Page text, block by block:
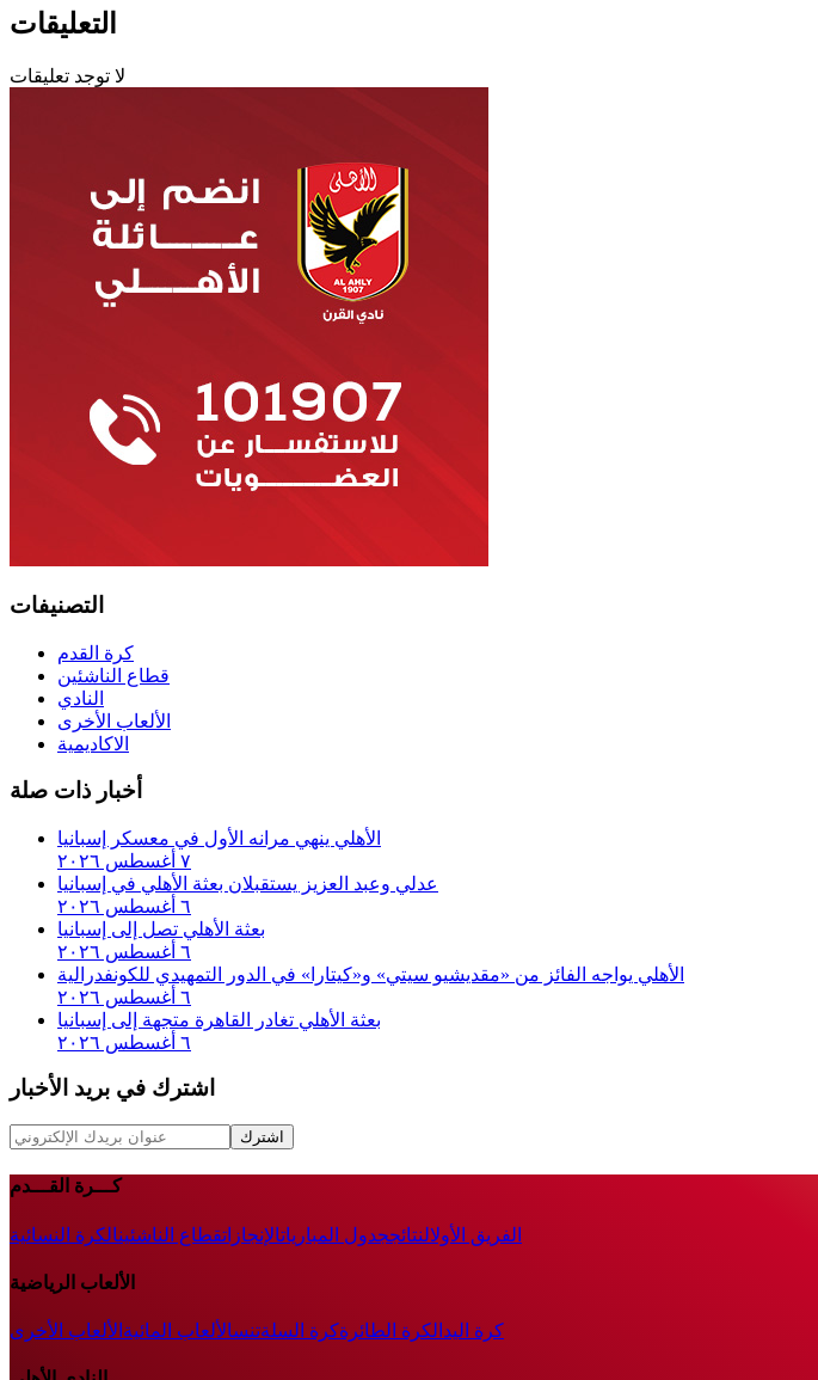
التعليقات
لا توجد تعليقات
التصنيفات
كرة القدم
قطاع الناشئين
النادي
الألعاب الأخرى
الاكاديمية
أخبار ذات صلة
الأهلي ينهي مرانه الأول في معسكر إسبانيا
٧ أغسطس ٢٠٢٦
عدلي وعبد العزيز يستقبلان بعثة الأهلي في إسبانيا
٦ أغسطس ٢٠٢٦
بعثة الأهلي تصل إلى إسبانيا
٦ أغسطس ٢٠٢٦
الأهلي يواجه الفائز من «مقديشيو سيتي» و«كيتارا» في الدور التمهيدي للكونفدرالية
٦ أغسطس ٢٠٢٦
بعثة الأهلي تغادر القاهرة متجهة إلى إسبانيا
٦ أغسطس ٢٠٢٦
اشترك في بريد الأخبار
اشترك
كـــرة القـــدم
الفريق الأولالنتائججدول المبارياتالإنجازاتقطاع الناشئينالكرة النسائية
الألعاب الرياضية
كرة اليد الكرة الطائرةكرة السلةتنسالألعاب المائية الألعاب الأخرى